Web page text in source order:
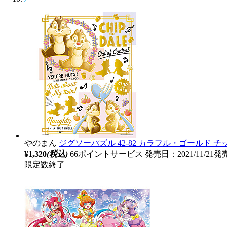
やのまん ジグソーパズル 42-82 カラフル・ゴールド チ
¥1,320(税込) 66ポイントサービス 発売日：2021/11/21発
限定数終了